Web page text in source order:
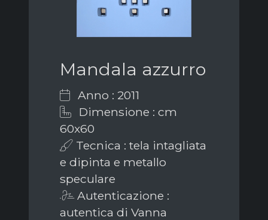
Mandala azzurro
Anno : 2011
Dimensione : cm
60x60
Tecnica : tela intagliata
e dipinta e metallo
speculare
Autenticazione :
autentica di Vanna